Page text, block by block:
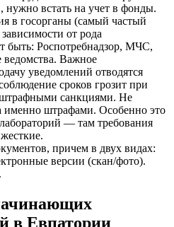
нужно встать на учет в фонды.
в госорганы (самый частый
от рода
быть: Роспотребнадзор, МЧС,
ведомства. Важное
уведомлений отводятся
сроков грозит при
санкциями. Не
именно штрафами. Особенно это
— там требования
причем в двух видах:
версии (скан/фото).
в Евпатории